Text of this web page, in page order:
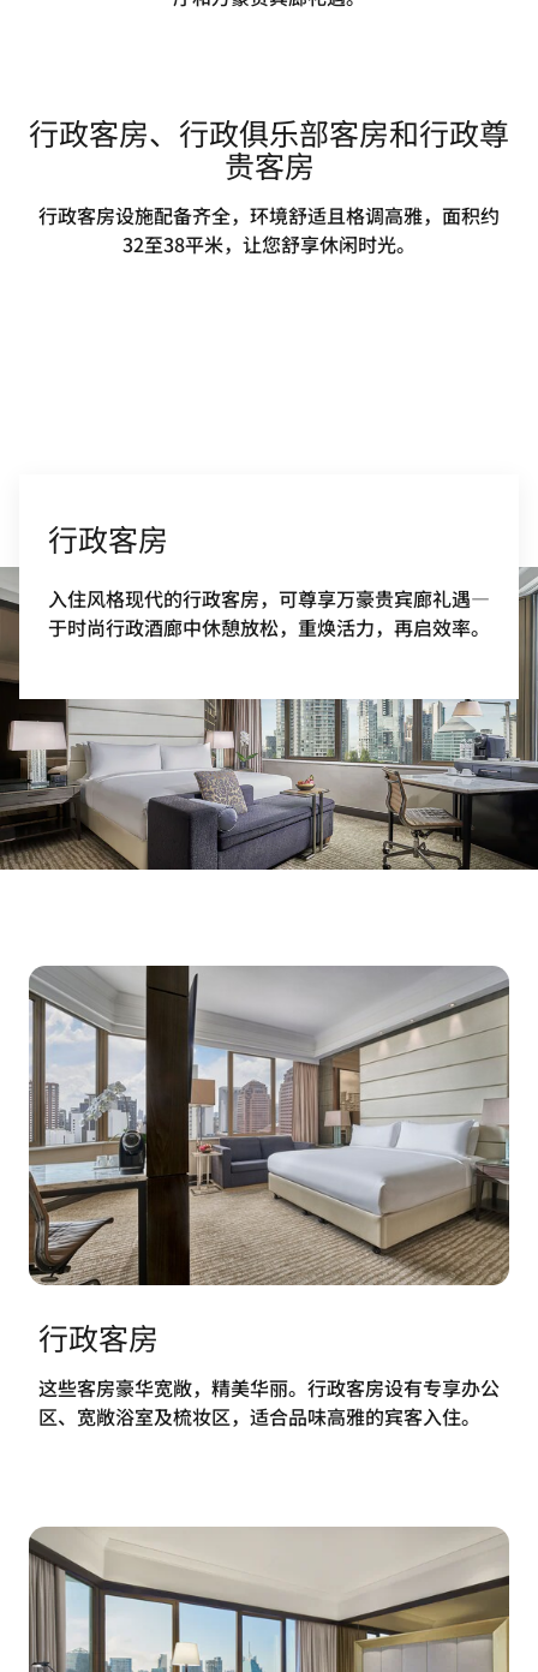
行政客房、行政俱乐部客房和行政尊
贵客房
行政客房设施配备齐全，环境舒适且格调高雅，面积约
32至38平米，让您舒享休闲时光。
行政客房
入住风格现代的行政客房，可尊享万豪贵宾廊礼遇—
于时尚行政酒廊中休憩放松，重焕活力，再启效率。
行政客房
这些客房豪华宽敞，精美华丽。行政客房设有专享办公
区、宽敞浴室及梳妆区，适合品味高雅的宾客入住。